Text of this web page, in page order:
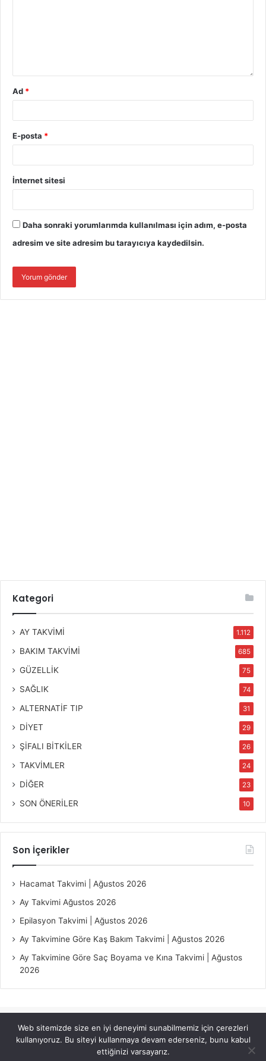
Ad *
E-posta *
İnternet sitesi
Daha sonraki yorumlarımda kullanılması için adım, e-posta
adresim ve site adresim bu tarayıcıya kaydedilsin.
Kategori
AY TAKVİMİ 1.112
BAKIM TAKVİMİ 685
GÜZELLİK 75
SAĞLIK 74
ALTERNATİF TIP 31
DİYET 29
ŞİFALI BİTKİLER 26
TAKVİMLER 24
DİĞER 23
SON ÖNERİLER 10
Son İçerikler
Hacamat Takvimi | Ağustos 2026
Ay Takvimi Ağustos 2026
Epilasyon Takvimi | Ağustos 2026
Ay Takvimine Göre Kaş Bakım Takvimi | Ağustos 2026
Ay Takvimine Göre Saç Boyama ve Kına Takvimi | Ağustos
2026
© Copyright 2026, All Rights Reserved |
Jannah Theme by
TieLabs
Web sitemizde size en iyi deneyimi sunabilmemiz için çerezleri
kullanıyoruz. Bu siteyi kullanmaya devam ederseniz, bunu kabul
ettiğinizi varsayarız.